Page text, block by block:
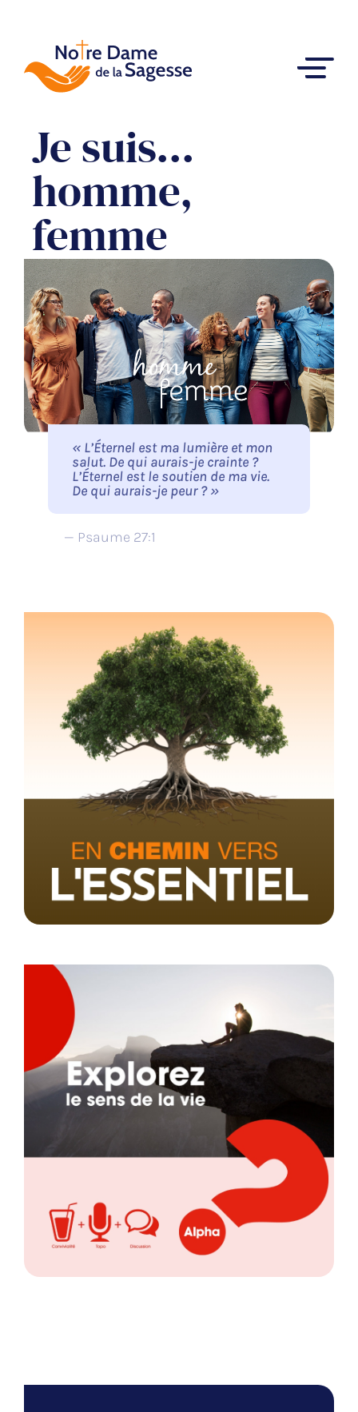
Je suis...
homme,
femme
« L’Éternel est ma lumière et mon
salut. De qui aurais-je crainte ?
L’Éternel est le soutien de ma vie.
De qui aurais-je peur ? »
— Psaume 27:1